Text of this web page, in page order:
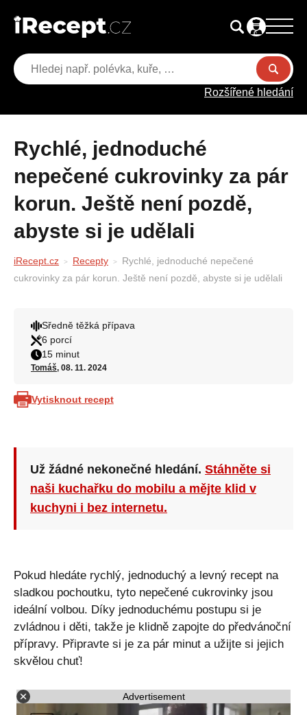
Rozšířené hledání
Rychlé, jednoduché
nepečené cukrovinky za pár
korun. Ještě není pozdě,
abyste si je udělali
iRecept.cz Recepty
Rychlé, jednoduché nepečené
cukrovinky za pár korun. Ještě není pozdě, abyste si je udělali
Sředně těžká přípava
6 porcí
15 minut
Tomáš, 08. 11. 2024
Vytisknout recept
Už žádné nekonečné hledání. Stáhněte si
naši kuchařku do mobilu a mějte klid v
kuchyni i bez internetu.
Pokud hledáte rychlý, jednoduchý a levný recept na
sladkou pochoutku, tyto nepečené cukrovinky jsou
ideální volbou. Díky jednoduchému postupu si je
zvládnou i děti, takže je klidně zapojte do předvánoční
přípravy. Připravte si je za pár minut a užijte si jejich
skvělou chuť!
Advertisement